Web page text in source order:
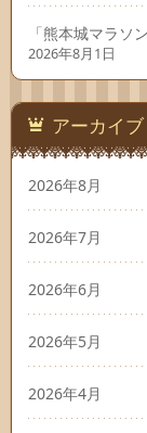
「熊本城マラソ
2026年8月1日
アーカイブ
2026年8月
2026年7月
2026年6月
2026年5月
2026年4月